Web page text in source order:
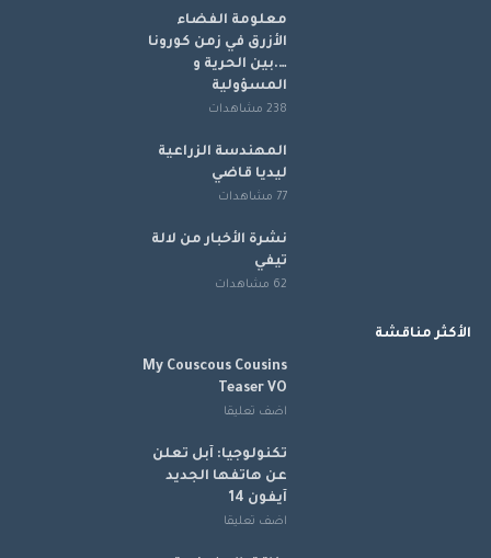
معلومة الفضاء
الأزرق في زمن كورونا
….بين الحرية و
المسؤولية
238 مشاهدات
المهندسة الزراعية
ليديا قاضي
77 مشاهدات
نشرة الأخبار من لالة
تيفي
62 مشاهدات
الأكثر مناقشة
My Couscous Cousins
Teaser VO
اضف تعليقا
تكنولوجيا: آبل تعلن
عن هاتفها الجديد
آيفون 14
اضف تعليقا